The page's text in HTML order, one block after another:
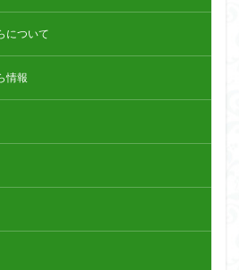
について
情報